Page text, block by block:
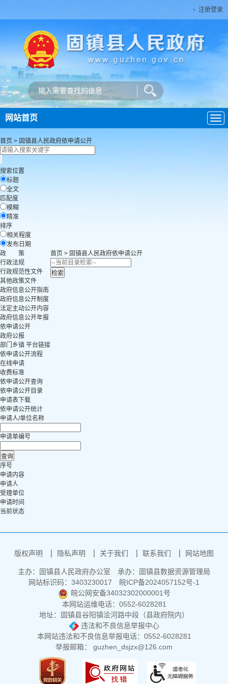
注册登录
导
航
网站首页
首页 > 固镇县人民政府依申请公开
搜索位置
标题
全文
匹配度
模糊
精准
排序
相关程度
发布日期
政 策
行政法规
行政规范性文件
其他政策文件
政府信息公开指南
政府信息公开制度
法定主动公开内容
政府信息公开年报
依申请公开
政府公报
部门乡镇 平台链接
首页 > 固镇县人民政府依申请公开
依申请公开流程
在线申请
收费标准
依申请公开查询
依申请公开目录
申请表下载
依申请公开统计
申请人/单位名称
申请单编号
序号
申请内容
申请人
受理单位
申请时间
当前状态
版权声明 隐私声明 关于我们 联系我们 网站地图
主办：固镇县人民政府办公室
承办：固镇县数据资源管理局
网站标识码：3403230017
皖ICP备2024057152号-1
皖公网安备34032302000001号
本网站运维电话：0552-6028281
地址：固镇县谷阳镇浍河路中段（县政府院内）
违法和不良信息举报中心
本网站违法和不良信息举报电话：0552-6028281
举报邮箱： guzhen_dsjzx@126.com